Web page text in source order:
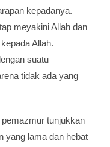
kepadanya.
meyakini Allah dan
Allah.
suatu
tidak ada yang
pemazmur tunjukkan
yang lama dan hebat